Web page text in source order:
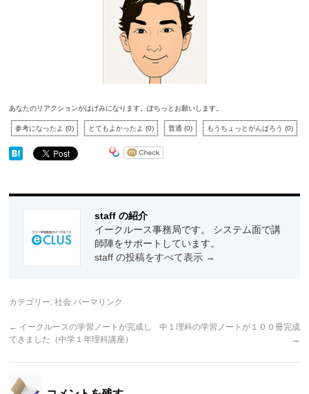
あなたのリアクションがはげみになります。ぽちっとお願いします。
参考になったよ(0) とてもよかったよ(0) 普通(0) もうちょっとがんばろう(0)
staff の紹介
イークルース事務局です。 システム面で講
師陣をサポートしています。
staff の投稿をすべて表示 →
カテゴリー:社会 パーマリンク
← イークルースの学習ノートが完成し
てきました（中学１年理科講座）
中１理科の学習ノートが１００冊完成
→